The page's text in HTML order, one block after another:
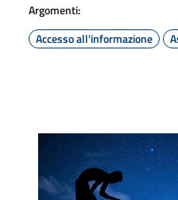
Argomenti:
Accesso all'informazione